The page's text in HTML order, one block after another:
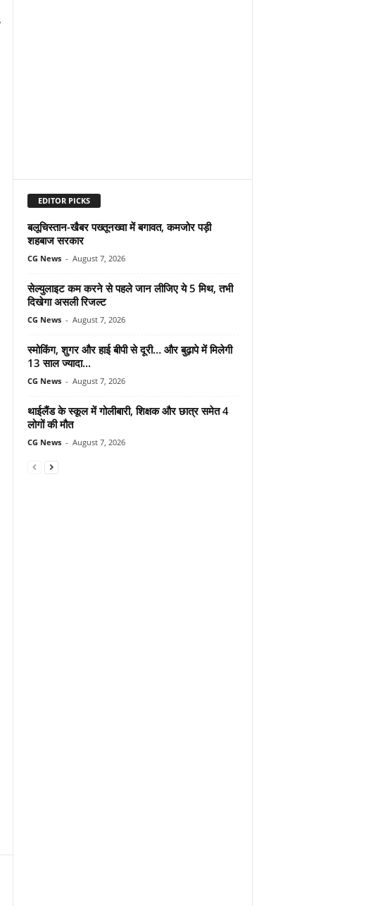
EDITOR PICKS
बलूचिस्तान-खैबर पख्तूनख्वा में बगावत, कमजोर पड़ी
शहबाज सरकार
CG News - August 7, 2026
सेल्युलाइट कम करने से पहले जान लीजिए ये 5 मिथ, तभी
दिखेगा असली रिजल्ट
CG News - August 7, 2026
स्मोकिंग, शुगर और हाई बीपी से दूरी… और बुढ़ापे में मिलेगी
13 साल ज्यादा...
CG News - August 7, 2026
थाईलैंड के स्कूल में गोलीबारी, शिक्षक और छात्र समेत 4
लोगों की मौत
CG News - August 7, 2026